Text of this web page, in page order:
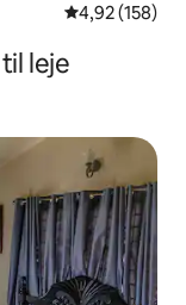
4,92 ud af 5 i
4,92 (158)
leje